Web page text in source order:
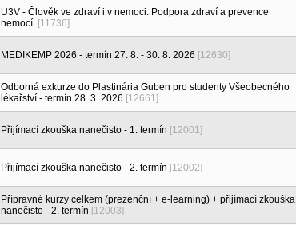
U3V - Člověk ve zdraví i v nemoci. Podpora zdraví a prevence
nemocí. [11736]
MEDIKEMP 2026 - termín 27. 8. - 30. 8. 2026 [12630]
Odborná exkurze do Plastinária Guben pro studenty Všeobecného
lékařství - termín 28. 3. 2026 [12661]
Přijímací zkouška nanečisto - 1. termín [12001]
Přijímací zkouška nanečisto - 2. termín [12002]
Přípravné kurzy celkem (prezenční + e-learning) + přijímací zkouška
nanečisto - 2. termín [12003]